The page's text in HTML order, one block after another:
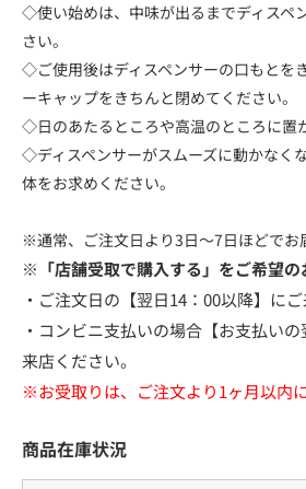
◇使い始めは、中味が出るまでディスペ
さい。
◇ご使用後はディスペンサーの口もとを
ーキャップをきちんと閉めてください。
◇日のあたるところや高温のところに置
◇ディスペンサーがスムーズに動かなく
体をお求めください。
※通常、ご注文日より3日～7日ほどでお
※「店舗受取で購入する」をご希望の
・ご注文日の【翌日14：00以降】にご
・コンビニ支払いの場合【お支払い
来店ください。
※お受取りは、ご注文より1ヶ月以内
商品在庫状況